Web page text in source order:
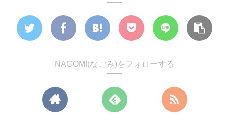
NAGOMI(なごみ)をフォローする